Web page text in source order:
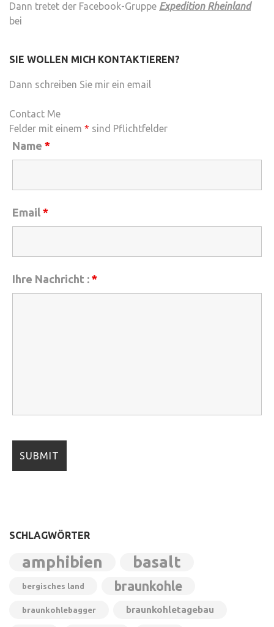
Dann tretet der Facebook-Gruppe Expedition Rheinland
bei
SIE WOLLEN MICH KONTAKTIEREN?
Dann schreiben Sie mir ein email
Contact Me
Felder mit einem * sind Pflichtfelder
Name *
Email *
Ihre Nachricht : *
SCHLAGWÖRTER
amphibien basalt
bergisches land braunkohle
braunkohlebagger braunkohletagebau